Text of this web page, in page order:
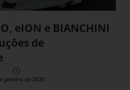
eION e BIANCHINI
de
janeiro de 2025